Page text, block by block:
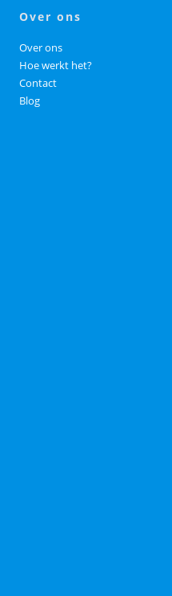
over ons
Over ons
Hoe werkt het?
Contact
Blog